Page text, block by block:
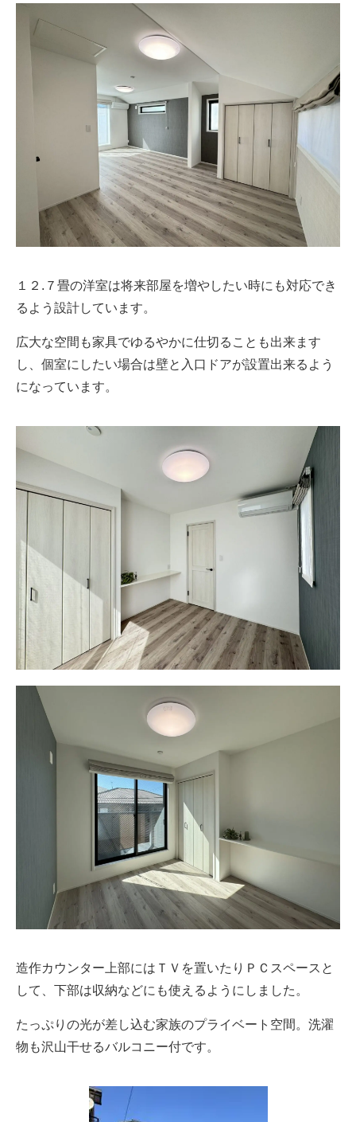
１２.７畳の洋室は将来部屋を増やしたい時にも対応でき
るよう設計しています。
広大な空間も家具でゆるやかに仕切ることも出来ます
し、個室にしたい場合は壁と入口ドアが設置出来るよう
になっています。
造作カウンター上部にはＴＶを置いたりＰＣスペースと
して、下部は収納などにも使えるようにしました。
たっぷりの光が差し込む家族のプライベート空間。洗濯
物も沢山干せるバルコニー付です。